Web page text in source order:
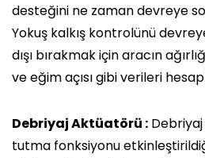
desteğini ne zaman devreye
Yokuş kalkış kontrolünü
dışı bırakmak için aracın
ve eğim açısı gibi verileri
Debriyaj Aktüatörü :
tutma fonksiyonu